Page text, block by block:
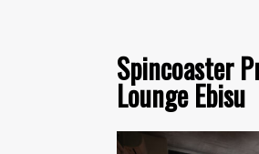
Spincoaster
Lounge Ebisu